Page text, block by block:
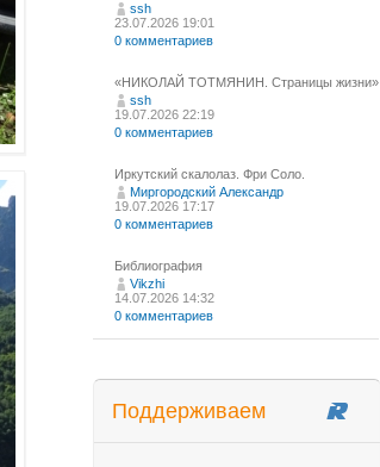
ssh
23.07.2026 19:01
0 комментариев
«НИКОЛАЙ ТОТМЯНИН. Страницы жизни»
ssh
19.07.2026 22:19
0 комментариев
Иркутский скалолаз. Фри Соло.
Миргородский Александр
19.07.2026 17:17
0 комментариев
Библиография
Vikzhi
14.07.2026 14:32
0 комментариев
Поддерживаем